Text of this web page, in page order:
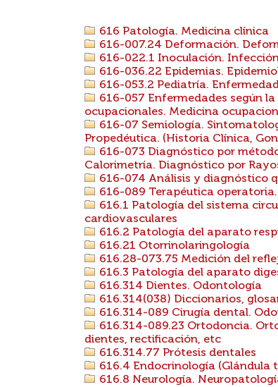
616 Patología. Medicina clínica
616-007.24 Deformación.
616-022.1 Inoculación.
616-036.22 Epidemias.
616-053.2 Pediatría.
616-057 Enfermedades según
ocupacionales. Medicina
616-07 Semiología.
Propedéutica. (Historia Clínica,
616-073 Diagnóstico por
Calorimetría. Diagnóstico por
616-074 Análisis y diagnóstico
616-089 Terapéutica
616.1 Patología del sistema
cardiovasculares
616.2 Patología del aparato
616.21 Otorrinolaringología
616.28-073.75 Medición del
616.3 Patología del aparato
616.314 Dientes. Odontología
616.314(038) Diccionarios,
616.314-089 Cirugía dental.
616.314-089.23 Ortodoncia.
dientes, rectificación, etc
616.314.77 Prótesis dentales
616.4 Endocrinología (Glándula
616.8 Neurología.